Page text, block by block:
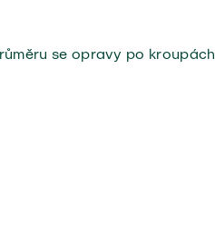
se opravy po kroupách